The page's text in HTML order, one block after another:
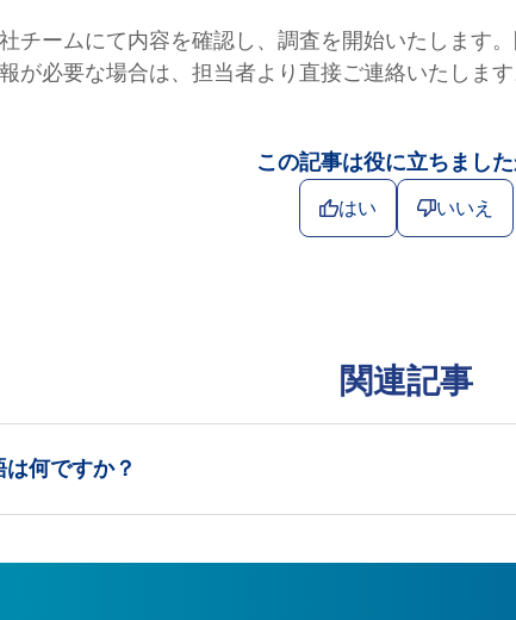
チームにて内容を確認し、調査を開始いたします
が必要な場合は、担当者より直接ご連絡いたします
この記事は役に立ちまし
はい いいえ
関連記事
何ですか？